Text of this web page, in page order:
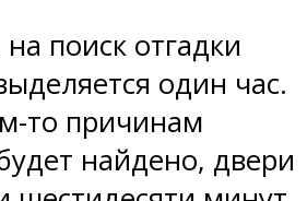
поиск отгадки
один час.
то причинам
найдено, двери